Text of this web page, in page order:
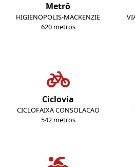
Metrô
HIGIENOPOLIS-MACKENZIE
620 metros
Ciclovia
CICLOFAIXA CONSOLACAO
542 metros